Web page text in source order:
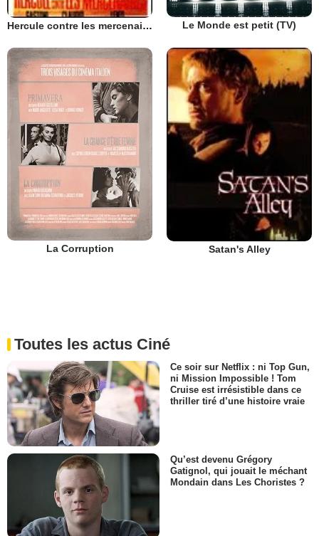
Hercule contre les mercenaires Le Monde est petit (TV)
La Corruption Satan's Alley
Toutes les actus Ciné
Ce soir sur Netflix : ni Top Gun,
ni Mission Impossible ! Tom
Cruise est irrésistible dans ce
thriller tiré d’une histoire vraie
Qu’est devenu Grégory
Gatignol, qui jouait le méchant
Mondain dans Les Choristes ?